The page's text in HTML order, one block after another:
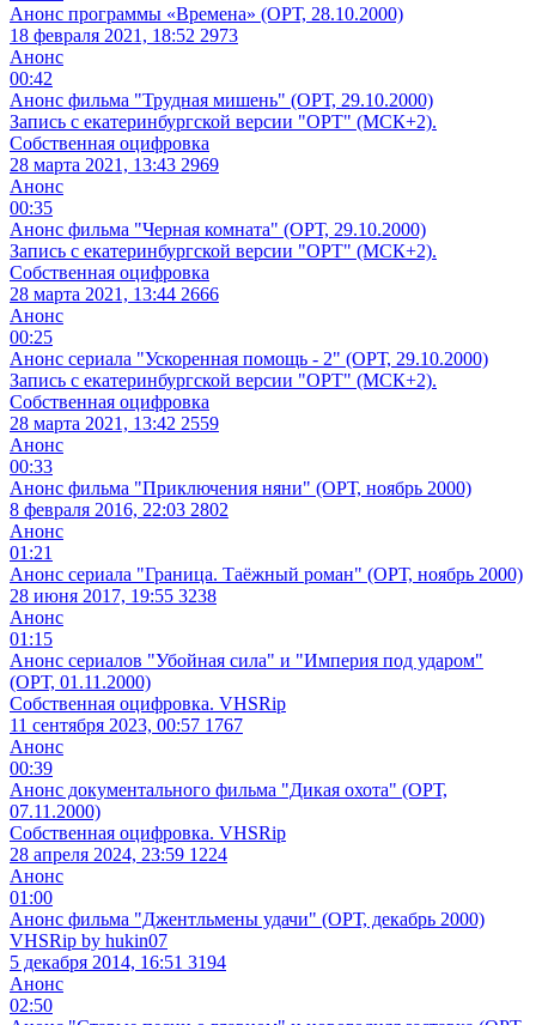
Анонс программы «Времена» (ОРТ, 28.10.2000)
18 февраля 2021, 18:52 2973
Анонс
00:42
Анонс фильма "Трудная мишень" (ОРТ, 29.10.2000)
Запись с екатеринбургской версии "ОРТ" (МСК+2).
Собственная оцифровка
28 марта 2021, 13:43 2969
Анонс
00:35
Анонс фильма "Черная комната" (ОРТ, 29.10.2000)
Запись с екатеринбургской версии "ОРТ" (МСК+2).
Собственная оцифровка
28 марта 2021, 13:44 2666
Анонс
00:25
Анонс сериала "Ускоренная помощь - 2" (ОРТ, 29.10.2000)
Запись с екатеринбургской версии "ОРТ" (МСК+2).
Собственная оцифровка
28 марта 2021, 13:42 2559
Анонс
00:33
Анонс фильма "Приключения няни" (ОРТ, ноябрь 2000)
8 февраля 2016, 22:03 2802
Анонс
01:21
Анонс сериала "Граница. Таёжный роман" (ОРТ, ноябрь 2000)
28 июня 2017, 19:55 3238
Анонс
01:15
Анонс сериалов "Убойная сила" и "Империя под ударом"
(ОРТ, 01.11.2000)
Собственная оцифровка. VHSRip
11 сентября 2023, 00:57 1767
Анонс
00:39
Анонс документального фильма "Дикая охота" (ОРТ,
07.11.2000)
Собственная оцифровка. VHSRip
28 апреля 2024, 23:59 1224
Анонс
01:00
Анонс фильма "Джентльмены удачи" (ОРТ, декабрь 2000)
VHSRip by hukin07
5 декабря 2014, 16:51 3194
Анонс
02:50